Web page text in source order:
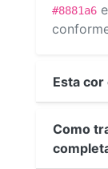
#8881a6 e
Esta cor
Como